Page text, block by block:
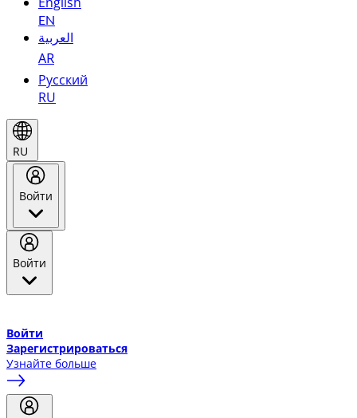
EN
العربية
AR
Русский
RU
RU
Войти
Войти
Войти
Зарегистрироваться
Узнайте больше